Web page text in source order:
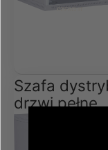
Szafa
drzwi pełne